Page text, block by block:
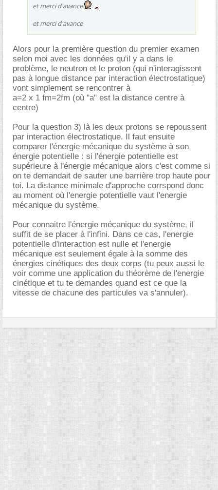
et merci d'avance.
et merci d'avance
Alors pour la première question du premier examen
selon moi avec les données qu'il y a dans le
problème, le neutron et le proton (qui n'interagissent
pas à longue distance par interaction électrostatique)
vont simplement se rencontrer à
a=2 x 1 fm=2fm (où "a" est la distance centre à
centre)
Pour la question 3) là les deux protons se repoussent
par interaction électrostatique. Il faut ensuite
comparer l'énergie mécanique du système à son
énergie potentielle : si l'énergie potentielle est
supérieure à l'énergie mécanique alors c'est comme si
on te demandait de sauter une barrière trop haute pour
toi. La distance minimale d'approche corrspond donc
au moment où l'energie potentielle vaut l'energie
mécanique du système.
Pour connaitre l'énergie mécanique du système, il
suffit de se placer à l'infini. Dans ce cas, l'energie
potentielle d'interaction est nulle et l'energie
mécanique est seulement égale à la somme des
énergies cinétiques des deux corps (tu peux aussi le
voir comme une application du théorème de l'energie
cinétique et tu te demandes quand est ce que la
vitesse de chacune des particules va s'annuler).